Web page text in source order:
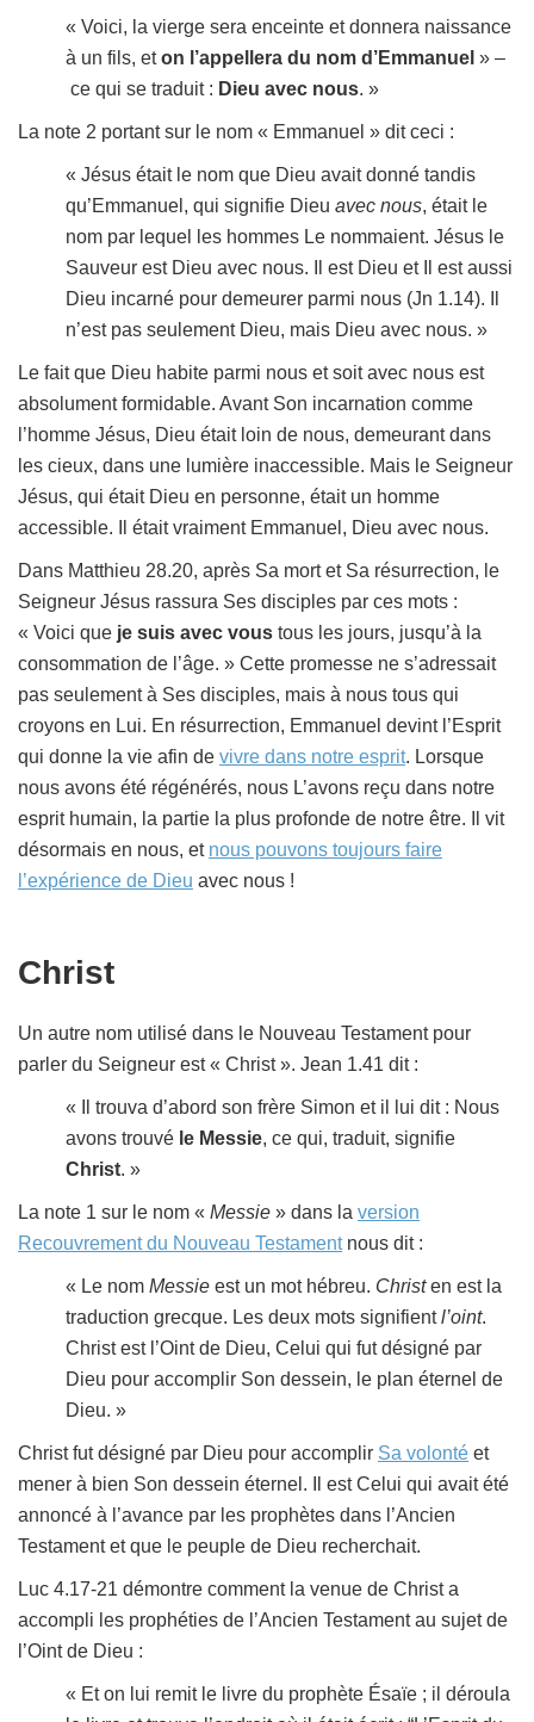
« Voici, la vierge sera enceinte et donnera naissance
à un fils, eton l’appellera du nom d’Emmanuel » –
ce qui se traduit : Dieu avec nous. »
La note 2 portant sur le nom « Emmanuel » dit ceci :
« Jésus était le nom que Dieu avait donné tandis
qu’Emmanuel, qui signifie Dieu avec nous, était le
nom par lequel les hommes Le nommaient. Jésus le
Sauveur est Dieu avec nous. Il est Dieu et Il est aussi
Dieu incarné pour demeurer parmi nous (Jn 1.14). Il
n’est pas seulement Dieu, mais Dieu avec nous. »
Le fait que Dieu habite parmi nous et soit avec nous est
absolument formidable. Avant Son incarnation comme
l’homme Jésus, Dieu était loin de nous, demeurant dans
les cieux, dans une lumière inaccessible. Mais le Seigneur
Jésus, qui était Dieu en personne, était un homme
accessible. Il était vraiment Emmanuel, Dieu avec nous.
Dans Matthieu 28.20, après Sa mort et Sa résurrection, le
Seigneur Jésus rassura Ses disciples par ces mots :
« Voici que je suis avec vous tous les jours, jusqu’à la
consommation de l’âge. » Cette promesse ne s’adressait
pas seulement à Ses disciples, mais à nous tous qui
croyons en Lui. En résurrection, Emmanuel devint l’Esprit
qui donne la vie afin de vivre dans notre esprit. Lorsque
nous avons été régénérés, nous L’avons reçu dans notre
esprit humain, la partie la plus profonde de notre être. Il vit
désormais en nous, et nous pouvons toujours faire
l’expérience de Dieu avec nous !
Christ
Un autre nom utilisé dans le Nouveau Testament pour
parler du Seigneur est « Christ ». Jean 1.41 dit :
« Il trouva d’abord son frère Simon et il lui dit : Nous
avons trouvé le Messie, ce qui, traduit, signifie
Christ. »
La note 1 sur le nom « Messie » dans la version
Recouvrement du Nouveau Testamentnous dit :
« Le nom Messie est un mot hébreu. Christen est la
traduction grecque. Les deux mots signifientl’oint.
Christ est l’Oint de Dieu, Celui qui fut désigné par
Dieu pour accomplir Son dessein, le plan éternel de
Dieu. »
Christ fut désigné par Dieu pour accomplir Sa volonté et
mener à bien Son dessein éternel. Il est Celui qui avait été
annoncé à l’avance par les prophètes dans l’Ancien
Testament et que le peuple de Dieu recherchait.
Luc 4.17-21 démontre comment la venue de Christ a
accompli les prophéties de l’Ancien Testament au sujet de
l’Oint de Dieu :
« Et on lui remit le livre du prophète Ésaïe ; il déroula